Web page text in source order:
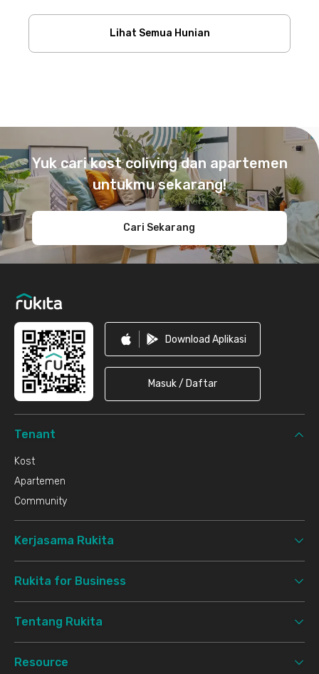
Lihat Semua Hunian
Yuk cari kost coliving dan apartemen
untukmu sekarang!
Cari Sekarang
Download Aplikasi
Masuk / Daftar
Tenant
Kost
Apartemen
Community
Kerjasama Rukita
Rukita for Business
Tentang Rukita
Resource